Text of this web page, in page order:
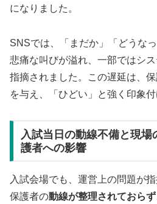
になりました。
SNSでは、「まだか」「どうな
悲痛な叫びが溢れ、一部ではシ
指摘されました。この遅延は、保
を与え、「ひどい」と強く印象
入試当日の動線不備と現
護者への影響
入試会場でも、運営上の問題が
保護者の動線が整理されておらず